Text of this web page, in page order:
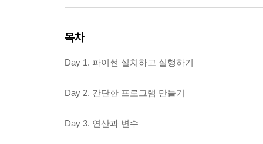
목차
Day 1. 파이썬 설치하고 실행하기
Day 2. 간단한 프로그램 만들기
Day 3. 연산과 변수